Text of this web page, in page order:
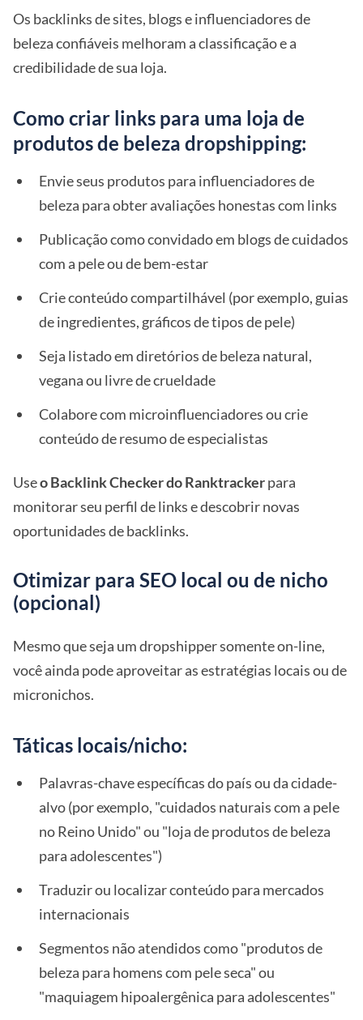
Os backlinks de sites, blogs e influenciadores de
beleza confiáveis melhoram a classificação e a
credibilidade de sua loja.
Como criar links para uma loja de
produtos de beleza dropshipping:
Envie seus produtos para influenciadores de
beleza para obter avaliações honestas com links
Publicação como convidado em blogs de cuidados
com a pele ou de bem-estar
Crie conteúdo compartilhável (por exemplo, guias
de ingredientes, gráficos de tipos de pele)
Seja listado em diretórios de beleza natural,
vegana ou livre de crueldade
Colabore com microinfluenciadores ou crie
conteúdo de resumo de especialistas
Useo Backlink Checker do Ranktrackerpara
monitorar seu perfil de links e descobrir novas
oportunidades de backlinks.
Otimizar para SEO local ou de nicho
(opcional)
Mesmo que seja um dropshipper somente on-line,
você ainda pode aproveitar as estratégias locais ou de
micronichos.
Táticas locais/nicho:
Palavras-chave específicas do país ou da cidade-
alvo (por exemplo, "cuidados naturais com a pele
no Reino Unido" ou "loja de produtos de beleza
para adolescentes")
Traduzir ou localizar conteúdo para mercados
internacionais
Segmentos não atendidos como "produtos de
beleza para homens com pele seca" ou
"maquiagem hipoalergênica para adolescentes"